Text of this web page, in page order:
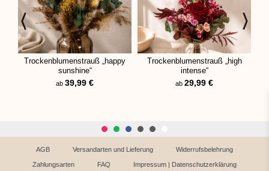
Trockenblumenstrauß „happy
sunshine“
ab 39,99 €
Trockenblumenstrauß „high
intense“
ab 29,99 €
AGB Versandarten und Lieferung Widerrufsbelehrung
Zahlungsarten FAQ Impressum | Datenschutzerklärung